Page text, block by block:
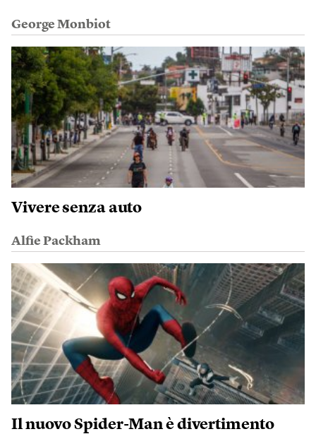
George Monbiot
Vivere senza auto
Alfie Packham
Il nuovo Spider-Man è divertimento